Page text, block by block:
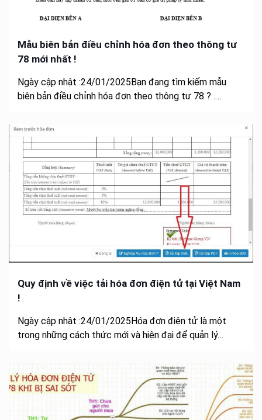
Mẫu biên bản điều chỉnh hóa đơn theo thông tư
78 mới nhất !
Ngày cập nhật :24/01/2025Bạn đang tìm kiếm mẫu
biên bản điều chỉnh hóa đơn theo thông tư 78 ? .…
Quy định về việc tải hóa đơn điện tử tại Việt Nam
!
Ngày cập nhật :24/01/2025Hóa đơn điện tử là một
trong những cách thức mới và hiện đại để quản lý…